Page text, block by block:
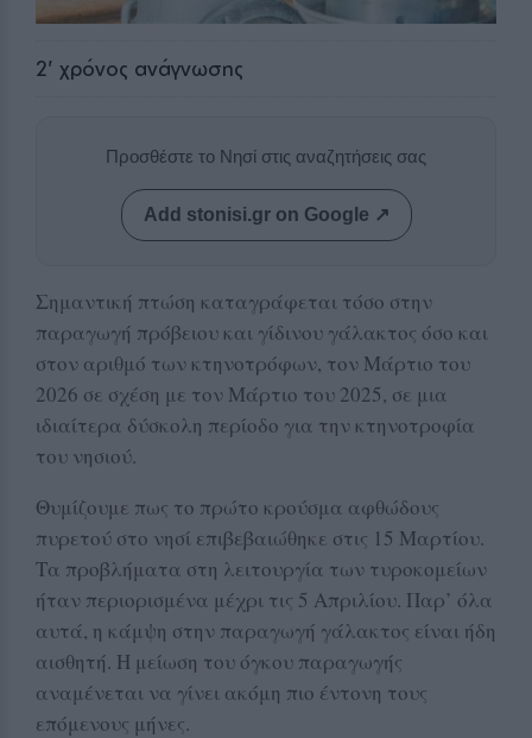
2' χρόνος ανάγνωσης
Προσθέστε το Νησί στις αναζητήσεις σας
Add stonisi.gr on Google ↗
Σημαντική πτώση καταγράφεται τόσο στην
παραγωγή πρόβειου και γίδινου γάλακτος όσο και
στον αριθμό των κτηνοτρόφων, τον Μάρτιο του
2026 σε σχέση με τον Μάρτιο του 2025, σε μια
ιδιαίτερα δύσκολη περίοδο για την κτηνοτροφία
του νησιού.
Θυμίζουμε πως το πρώτο κρούσμα αφθώδους
πυρετού στο νησί επιβεβαιώθηκε στις 15 Μαρτίου.
Τα προβλήματα στη λειτουργία των τυροκομείων
ήταν περιορισμένα μέχρι τις 5 Απριλίου. Παρ’ όλα
αυτά, η κάμψη στην παραγωγή γάλακτος είναι ήδη
αισθητή. Η μείωση του όγκου παραγωγής
αναμένεται να γίνει ακόμη πιο έντονη τους
επόμενους μήνες.